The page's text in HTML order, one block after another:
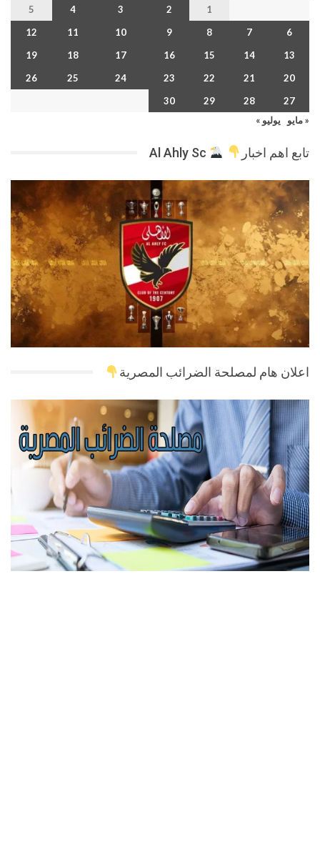
1
2
3
4
5
6
7
8
9
10
11
12
13
14
15
16
17
18
19
20
21
22
23
24
25
26
27
28
29
30
« مايو
يوليو »
تابع اهم اخبار
اعلان هام لمصلحة الضرائب المصرية